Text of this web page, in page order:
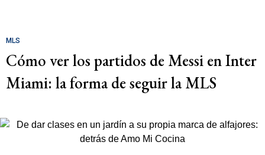
MLS
Cómo ver los partidos de Messi en Inter
Miami: la forma de seguir la MLS